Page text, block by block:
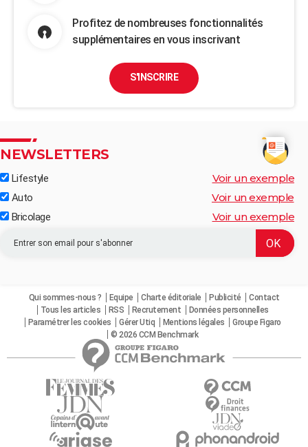
Profitez de nombreuses fonctionnalités
supplémentaires en vous inscrivant
S'INSCRIRE
NEWSLETTERS
Lifestyle Voir un exemple
Auto Voir un exemple
Bricolage Voir un exemple
Qui sommes-nous ? Equipe Charte éditoriale Publicité
Contact
Tous les articles
RSS Recrutement
Données personnelles
Paramétrer les cookies
Gérer Utiq Mentions légales
Groupe Figaro
© 2026 CCM Benchmark